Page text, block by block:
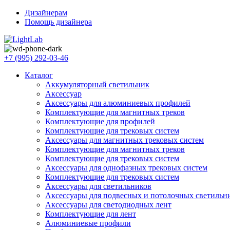
Дизайнерам
Помощь дизайнера
+7 (995) 292-03-46
Каталог
Аккумуляторный светильник
Аксессуар
Аксессуары для алюминиевых профилей
Комплектующие для магнитных треков
Комплектующие для профилей
Комплектующие для трековых систем
Аксессуары для магнитных трековых систем
Комплектующие для магнитных треков
Комплектующие для трековых систем
Аксессуары для однофазных трековых систем
Комплектующие для трековых систем
Аксессуары для светильников
Аксессуары для подвесных и потолочных
Аксессуары для светодиодных лент
Комплектующие для лент
Алюминиевые профили